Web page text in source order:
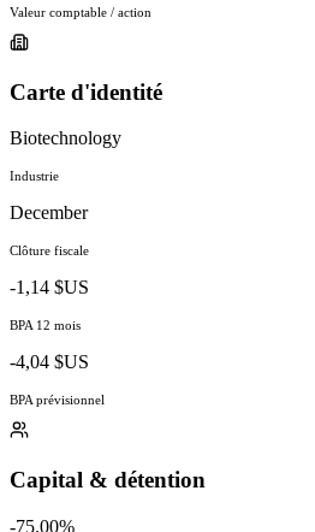
Valeur comptable / action
Carte d'identité
Biotechnology
Industrie
December
Clôture fiscale
-1,14 $US
BPA 12 mois
-4,04 $US
BPA prévisionnel
Capital & détention
-75.00%